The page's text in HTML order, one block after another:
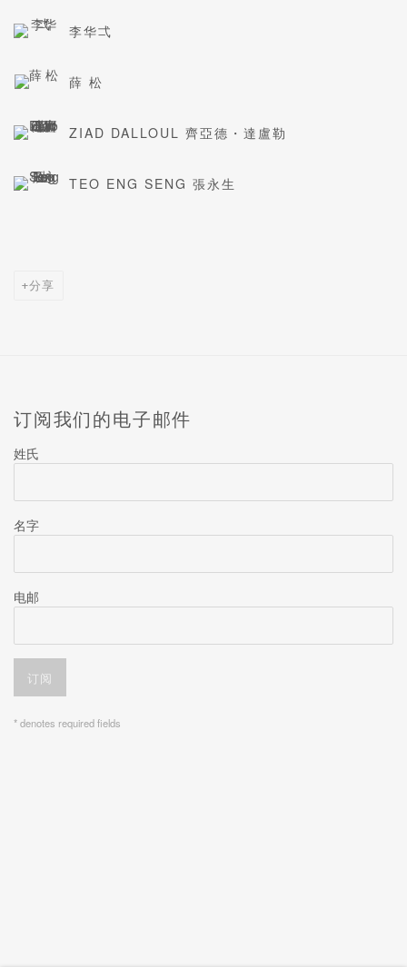
李华弌
薛 松
ZIAD DALLOUL 齊亞德・達盧勒
TEO ENG SENG 張永生
分享
订阅我们的电子邮件
姓氏
名字
电邮
订阅
* denotes required fields